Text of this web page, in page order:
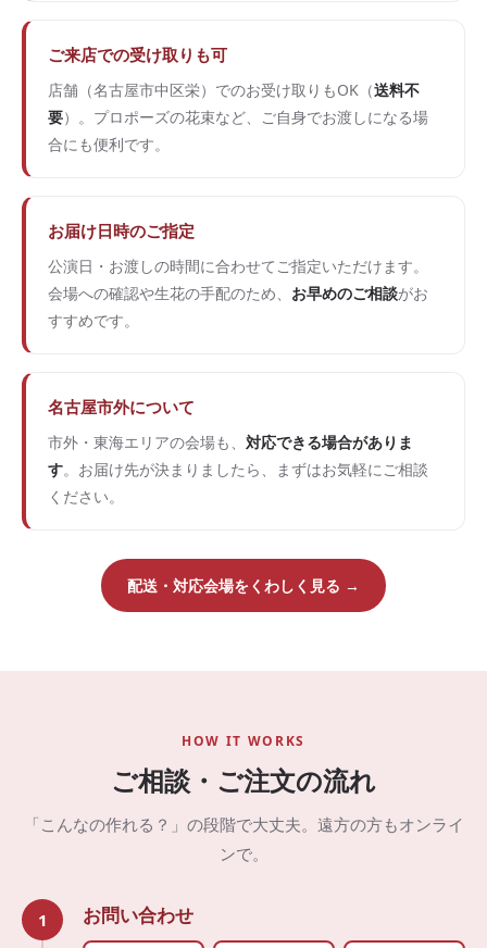
ご来店での受け取りも可
店舗（名古屋市中区栄）でのお受け取りもOK（送料不
要）。プロポーズの花束など、ご自身でお渡しになる場
合にも便利です。
お届け日時のご指定
公演日・お渡しの時間に合わせてご指定いただけます。
会場への確認や生花の手配のため、 お早めのご相談がお
すすめです。
名古屋市外について
市外・東海エリアの会場も、 対応できる場合がありま
す。お届け先が決まりましたら、まずはお気軽にご相談
ください。
配送・対応会場をくわしく見る →
HOW IT WORKS
ご相談・ご注文の流れ
「こんなの作れる？」の段階で大丈夫。遠方の方もオンライ
ンで。
1 お問い合わせ